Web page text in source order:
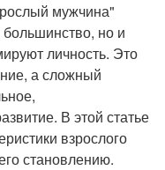
мужчина"
большинство, но и
личность. Это
а сложный
В этой статье
взрослого
становлению.